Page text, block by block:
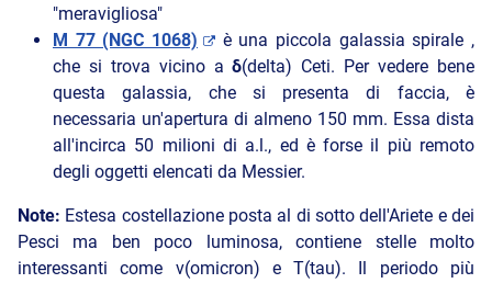
"meravigliosa"
M 77 (NGC 1068)
è una piccola galassia spirale ,
che si trova vicino aδ(delta) Ceti. Per vedere bene
questa galassia, che si presenta di faccia, è
necessaria un'apertura di almeno 150 mm. Essa dista
all'incirca 50 milioni di a.l., ed è forse il più remoto
degli oggetti elencati da Messier.
Note: Estesa costellazione posta al di sotto dell'Ariete e dei
Pesci ma ben poco luminosa, contiene stelle molto
interessanti come ν(omicron) e Τ(tau). Il periodo più